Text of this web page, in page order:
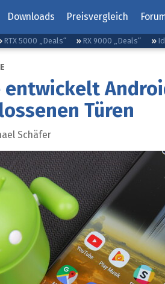
Downloads Preisvergleich
RTX 5000 „Deals“ RX 9000 „Deals“
entwickelt
Türen
Schäfer